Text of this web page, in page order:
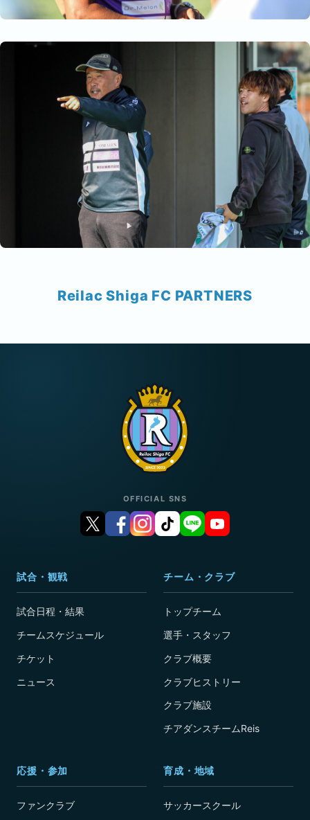
Reilac Shiga FC PARTNERS
OFFICIAL SNS
試合・観戦
試合日程・結果
チームスケジュール
チケット
ニュース
チーム・クラブ
トップチーム
選手・スタッフ
クラブ概要
クラブヒストリー
クラブ施設
チアダンスチームReis
応援・参加
ファンクラブ
育成・地域
サッカースクール